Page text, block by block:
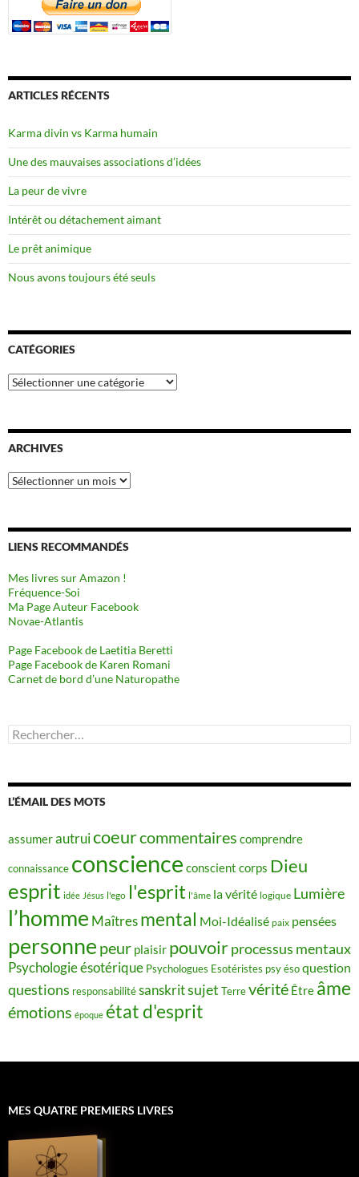
ARTICLES RÉCENTS
Karma divin vs Karma humain
Une des mauvaises associations d’idées
La peur de vivre
Intérêt ou détachement aimant
Le prêt animique
Nous avons toujours été seuls
CATÉGORIES
Catégories
ARCHIVES
Archives
LIENS RECOMMANDÉS
Mes livres sur Amazon !
Fréquence-Soi
Ma Page Auteur Facebook
Novae-Atlantis
Page Facebook de Laetitia Beretti
Page Facebook de Karen Romani
Carnet de bord d’une Naturopathe
Rechercher :
L’ÉMAIL DES MOTS
assumerautruicoeurcommentaires comprendre
connaissance conscience conscient corps Dieu
esprit idée Jésus l'ego l'esprit l'âme la vérité logique Lumière
l’homme Maîtres mental Moi-Idéalisé paix pensées
personne peur plaisir pouvoirprocessus mentaux
Psychologie ésotérique Psychologues Esotéristes psy ésoquestion
questions responsabilitésanskritsujet Terrevérité Être âme
émotions époque état d'esprit
MES QUATRE PREMIERS LIVRES